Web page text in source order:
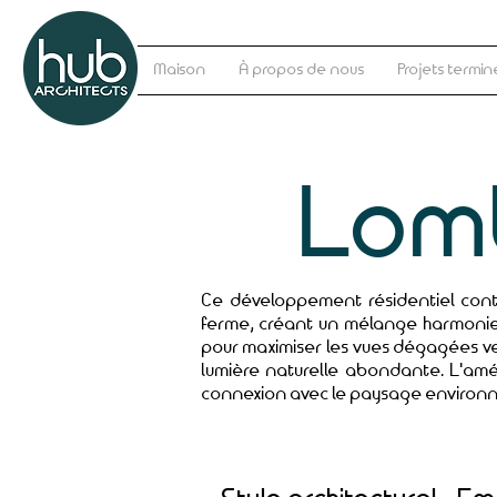
Maison À propos de nous Projets
Ce développement résidentiel
ferme, créant un mélange
pour maximiser les vues dégagées
lumière naturelle abondante.
connexion avec le paysage